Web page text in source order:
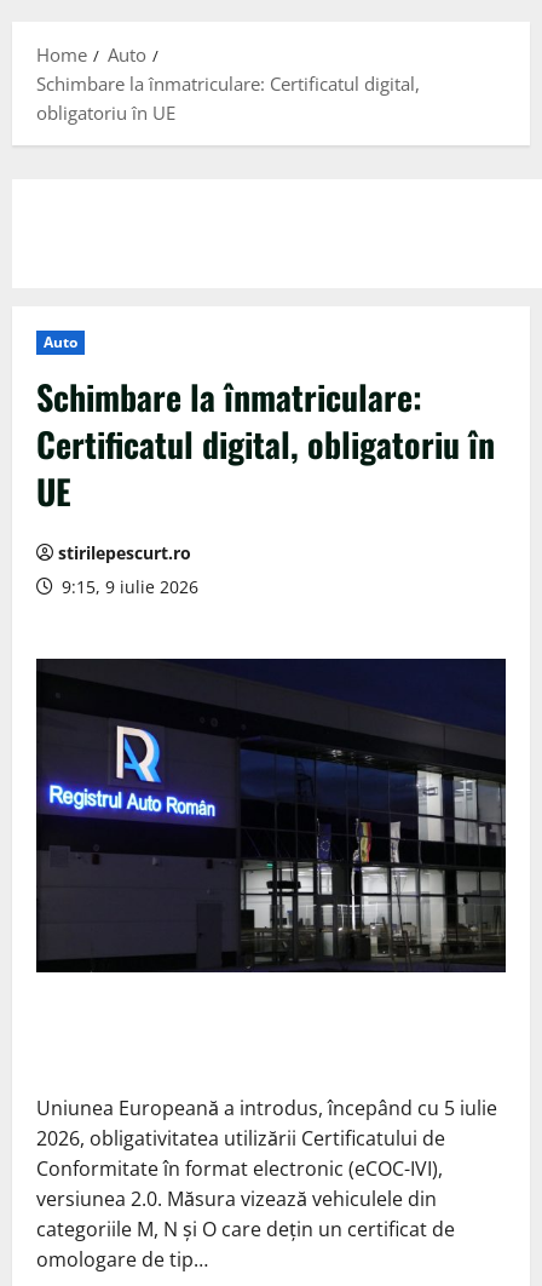
Home
Auto
Schimbare la înmatriculare: Certificatul digital,
obligatoriu în UE
Auto
Schimbare la înmatriculare:
Certificatul digital, obligatoriu în
UE
stirilepescurt.ro
9:15, 9 iulie 2026
Uniunea Europeană a introdus, începând cu 5 iulie
2026, obligativitatea utilizării Certificatului de
Conformitate în format electronic (eCOC-IVI),
versiunea 2.0. Măsura vizează vehiculele din
categoriile M, N și O care dețin un certificat de
omologare de tip…